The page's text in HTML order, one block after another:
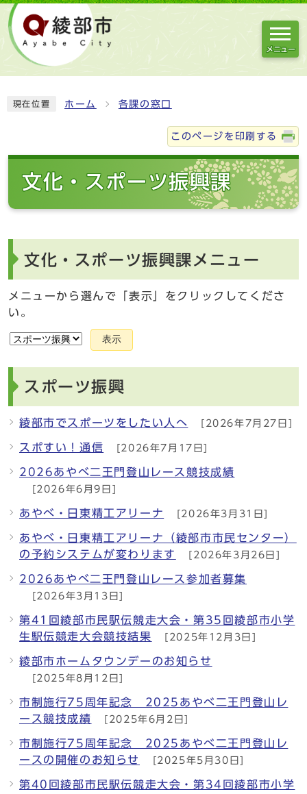
メニュー
現在位置 ホーム 各課の窓口
このページを印刷する
文化・スポーツ振興課
文化・スポーツ振興課メニュー
メニューから選んで「表示」をクリックしてくださ
い。
表示
スポーツ振興
綾部市でスポーツをしたい人へ [2026年7月27日]
スポすい！通信 [2026年7月17日]
2026あやべ二王門登山レース競技成績
[2026年6月9日]
あやべ・日東精工アリーナ [2026年3月31日]
あやべ・日東精工アリーナ（綾部市市民センター）
の予約システムが変わります
[2026年3月26日]
2026あやべ二王門登山レース参加者募集
[2026年3月13日]
第41回綾部市民駅伝競走大会・第35回綾部市小学
生駅伝競走大会競技結果
[2025年12月3日]
綾部市ホームタウンデーのお知らせ
[2025年8月12日]
市制施行75周年記念 2025あやべ二王門登山レ
ース競技成績
[2025年6月2日]
市制施行75周年記念 2025あやべ二王門登山レ
ースの開催のお知らせ
[2025年5月30日]
第40回綾部市民駅伝競走大会・第34回綾部市小学